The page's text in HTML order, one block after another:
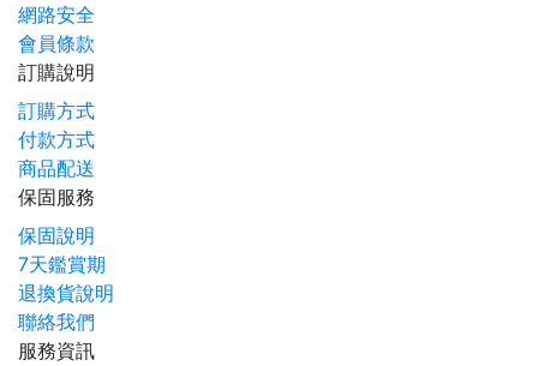
網路安全
會員條款
訂購說明
訂購方式
付款方式
商品配送
保固服務
保固說明
7天鑑賞期
退換貨說明
聯絡我們
服務資訊